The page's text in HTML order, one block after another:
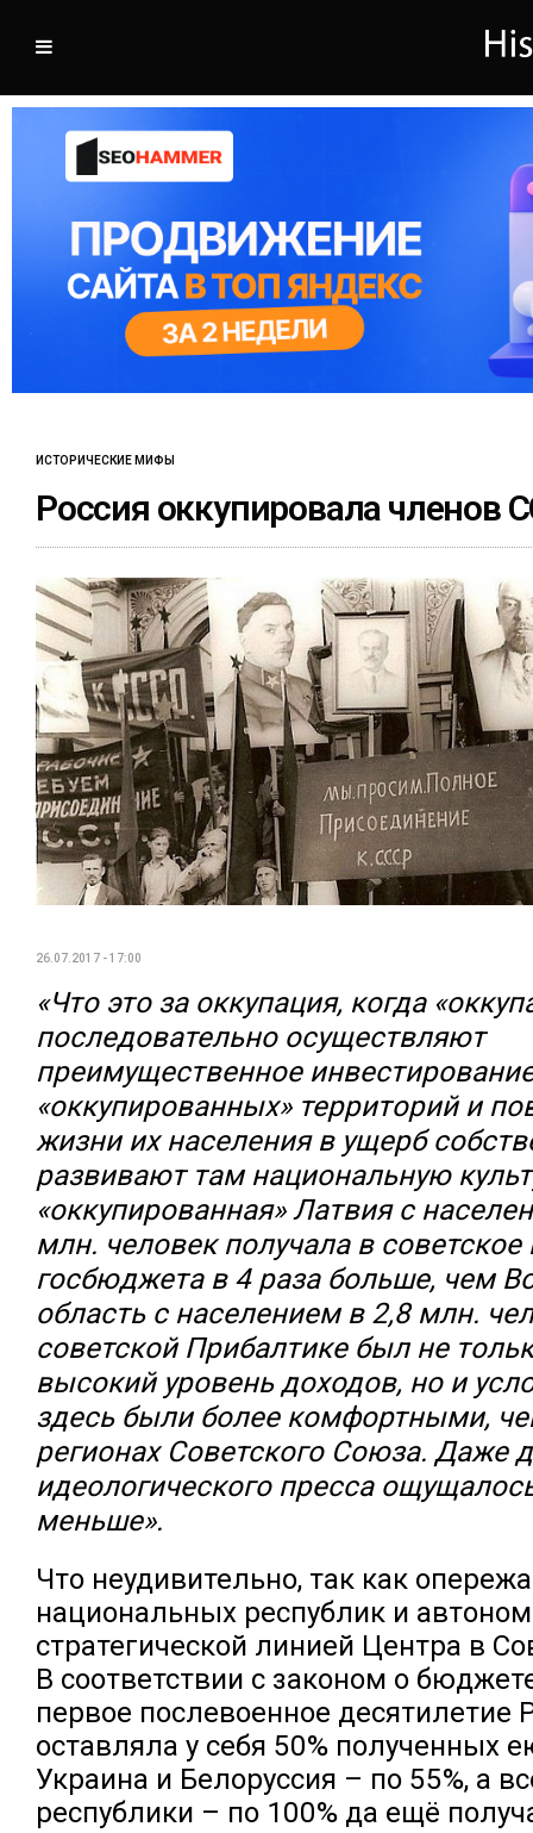
ИСТОРИЧЕСКИЕ МИФЫ
Россия оккупировала членов
26.07.2017 - 17:00
«Что это за оккупация, когда
последовательно осуществляют
преимущественное
«оккупированных» территорий и
жизни их населения в ущерб
развивают там национальную
«оккупированная» Латвия с
млн. человек получала в
госбюджета в 4 раза больше, чем
область с населением в 2,8 млн.
советской Прибалтике был не
высокий уровень доходов, но и
здесь были более комфортными,
регионах Советского Союза. Даже
идеологического пресса
меньше».
Что неудивительно, так как
национальных республик и
стратегической линией Центра в
В соответствии с законом о
первое послевоенное десятилетие
оставляла у себя 50% полученных
Украина и Белоруссия – по 55%, а
республики – по 100% да ещё